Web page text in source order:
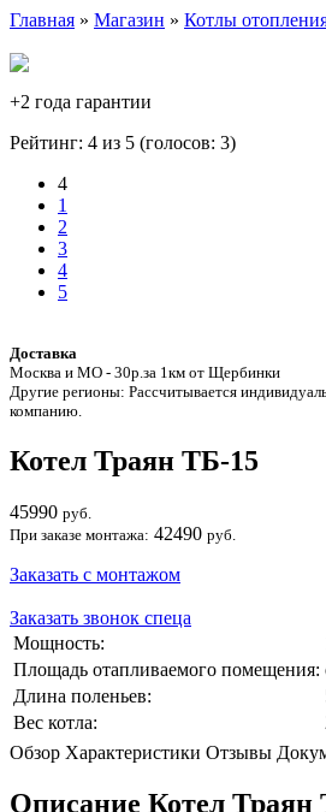
Главная » Магазин » Котлы
+2 года гарантии
Рейтинг: 4 из 5 (голосов: 3)
4
1
2
3
4
5
Доставка
Москва и МО - 30р.за 1км от Щербинки
Другие регионы: Рассчитывается
компанию.
Котел Траян ТБ-15
45990 руб.
При заказе монтажа: 42490 руб.
Заказать с монтажом
Заказать звонок спеца
Мощность:
Площадь отапливаемого помещения:
Длина поленьев:
Вес котла:
Обзор Характеристики Отзывы
Описание Котел Траян